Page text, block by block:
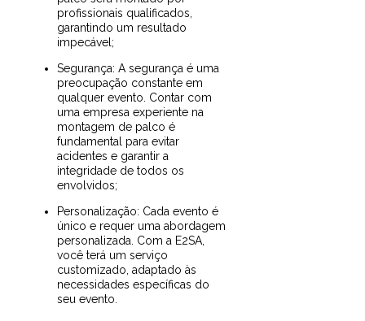
profissionais qualificados,
garantindo um resultado
impecável;
Segurança: A segurança é uma
preocupação constante em
qualquer evento. Contar com
uma empresa experiente na
montagem de palco é
fundamental para evitar
acidentes e garantir a
integridade de todos os
envolvidos;
Personalização: Cada evento é
único e requer uma abordagem
personalizada. Com a E2SA,
você terá um serviço
customizado, adaptado às
necessidades específicas do
seu evento.